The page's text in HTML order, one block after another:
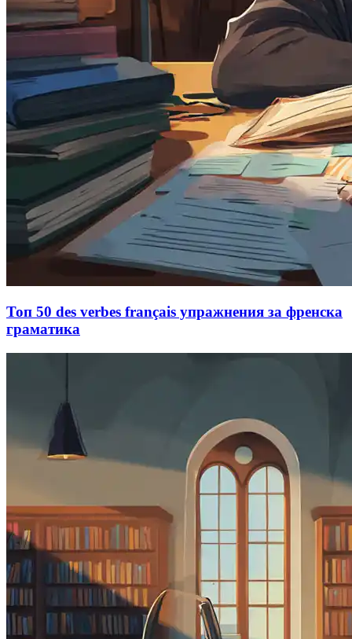
Топ 50 des verbes français упражнения за френска
граматика